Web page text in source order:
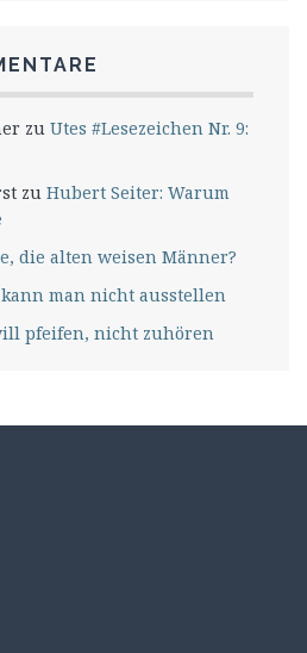
zu Utes #Lesezeichen Nr. 9:
zu Hubert Seiter: Warum
die alten weisen Männer?
man nicht ausstellen
pfeifen, nicht zuhören